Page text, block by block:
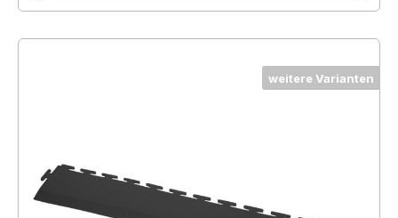
weitere Varianten